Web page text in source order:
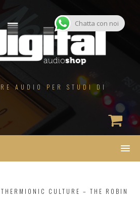
AUDIO PER STUDI DI
CULTURE – THE ROBIN
Chatta con noi